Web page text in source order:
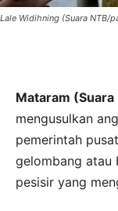
Lale Widihning (Suara NTB/
Mataram (Suara
mengusulkan
pemerintah
gelombang atau
pesisir yang